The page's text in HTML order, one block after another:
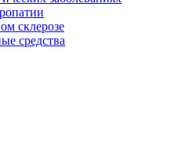
склерозе
средства